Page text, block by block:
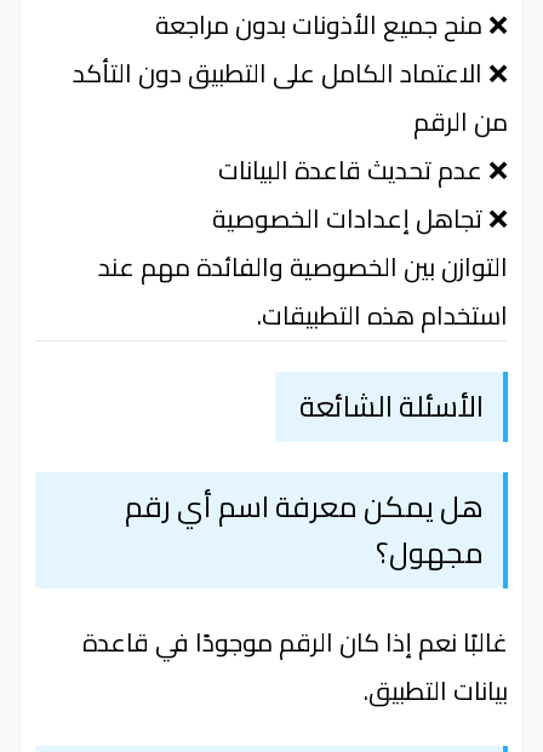
❌ منح جميع الأذونات بدون مراجعة
❌ الاعتماد الكامل على التطبيق دون التأكد
من الرقم
❌ عدم تحديث قاعدة البيانات
❌ تجاهل إعدادات الخصوصية
التوازن بين الخصوصية والفائدة مهم عند
استخدام هذه التطبيقات.
الأسئلة الشائعة
هل يمكن معرفة اسم أي رقم
مجهول؟
غالبًا نعم إذا كان الرقم موجودًا في قاعدة
بيانات التطبيق.